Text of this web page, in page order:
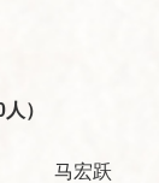
）
马宏跃